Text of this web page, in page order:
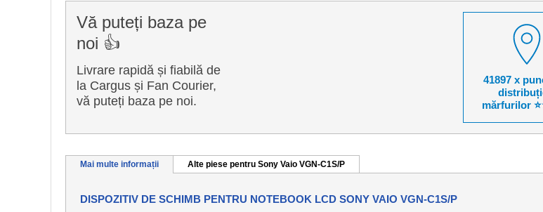
Vă puteți baza pe
noi 👍
Livrare rapidă și fiabilă de
la Cargus și Fan Courier,
vă puteți baza pe noi.
41897 x
mărfurilor
Mai multe informații Alte piese pentru Sony Vaio VGN-C1S/P
DISPOZITIV DE SCHIMB PENTRU NOTEBOOK LCD SONY VAIO VGN-C1S/P